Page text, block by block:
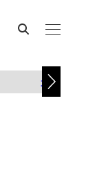
カスタム